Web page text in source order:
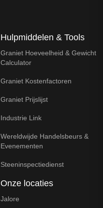
Hulpmiddelen & Tools
Graniet Hoeveelheid & Gewicht
Calculator
Graniet Kostenfactoren
Graniet Prijslijst
Industrie Link
Wereldwijde Handelsbeurs &
Evenementen
Steeninspectiedienst
Onze locaties
Jalore